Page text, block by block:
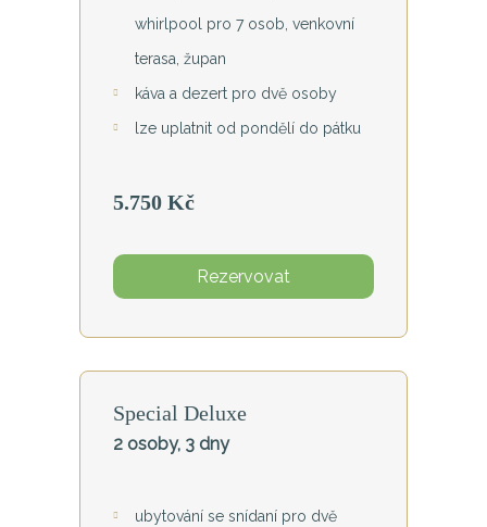
whirlpool pro 7 osob, venkovní
terasa, župan
káva a dezert pro dvě osoby
lze uplatnit od pondělí do pátku
5.750 Kč
Rezervovat
Special Deluxe
2 osoby, 3 dny
ubytování se snídaní pro dvě